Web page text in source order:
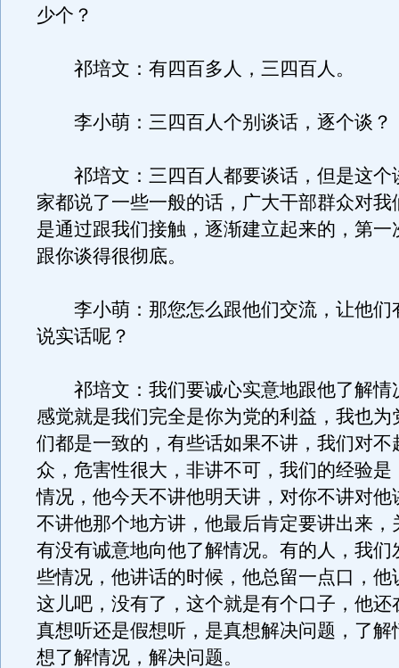
少个？
祁培文：有四百多人，三四百人。
李小萌：三四百人个别谈话，逐个谈？
祁培文：三四百人都要谈话，但是这个
家都说了一些一般的话，广大干部群众对我
是通过跟我们接触，逐渐建立起来的，第一
跟你谈得很彻底。
李小萌：那您怎么跟他们交流，让他们
说实话呢？
祁培文：我们要诚心实意地跟他了解情
感觉就是我们完全是你为党的利益，我也为
们都是一致的，有些话如果不讲，我们对不
众，危害性很大，非讲不可，我们的经验是
情况，他今天不讲他明天讲，对你不讲对他
不讲他那个地方讲，他最后肯定要讲出来，
有没有诚意地向他了解情况。有的人，我们
些情况，他讲话的时候，他总留一点口，他
这儿吧，没有了，这个就是有个口子，他还
真想听还是假想听，是真想解决问题，了解
想了解情况，解决问题。